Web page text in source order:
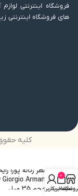
فروشگاه اینترنتی
های فروشگاه اینترنتی
کلیه
Giorgio Armani
حجم 35 میل
0
سبد خرید
حساب کاربری من